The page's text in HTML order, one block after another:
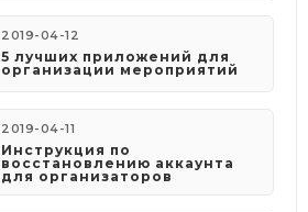
2019-04-12
5 лучших приложений для
организации мероприятий
2019-04-11
Инструкция по
восстановлению аккаунта
для организаторов